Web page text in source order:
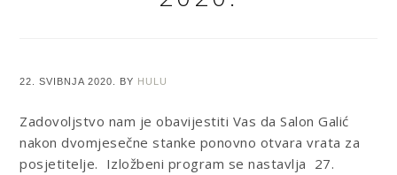
22. SVIBNJA 2020. BY HULU
Zadovoljstvo nam je obavijestiti Vas da Salon Galić
nakon dvomjesečne stanke ponovno otvara vrata za
posjetitelje. Izložbeni program se nastavlja 27.